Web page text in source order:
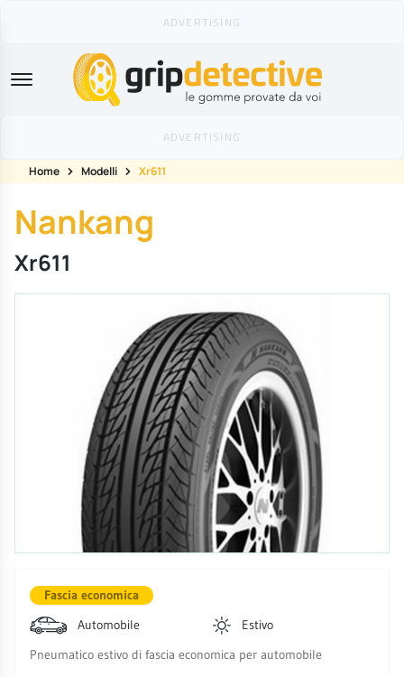
GripDetective
Home Modelli Xr611
Nankang
Xr611
Fascia economica
Automobile
Estivo
Pneumatico estivo di fascia economica per automobile